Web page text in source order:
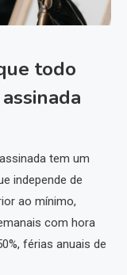
todo
tem um
independe de
ao mínimo,
com hora
férias anuais de